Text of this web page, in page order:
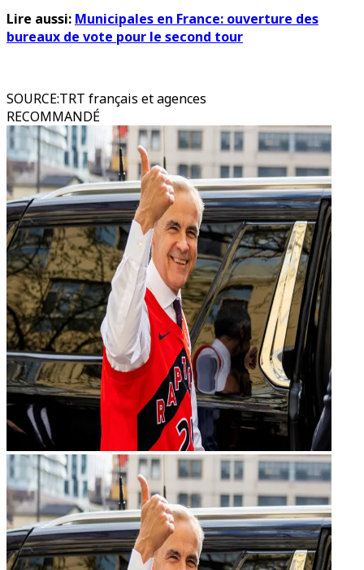
Lire aussi: Municipales en France: ouverture des
bureaux de vote pour le second tour
SOURCE:TRT français et agences
RECOMMANDÉ